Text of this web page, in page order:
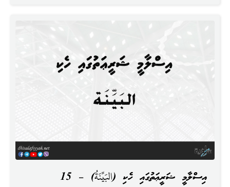
އިސްލާމީ ޝަރީޢަތުގައި ހެކި (البَيِّنَةُ) – 15